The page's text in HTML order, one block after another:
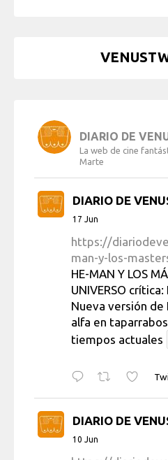
DIARIO DE
La web de cine
Marte
DIARIO DE
17 Jun
https://
man-y-los-
HE-MAN Y LOS
UNIVERSO
Nueva versión de
alfa en
tiempos actuales
DIARIO DE
10 Jun